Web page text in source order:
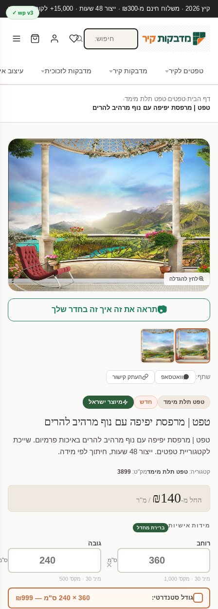
קיץ 2026 · משלוח חינם מ-₪300 · ייצור 48 שעות · 15,000+ לקוחות מרוצים
טפטים לקיר מדבקות קיר מדבקות לזכוכית עיצוב
wp v3 ✓
דף הבית›טפטים›טפט תלת מימד›
טפט | מרפסת יפיפה עם נוף מרהיב להרים
לחץ להגדלה
📷תראה את זה איך זה בחדר שלך
שתף: וואטסאפ העתק קישור
טפט תלת מימד חדש מיוצר ישראל
טפט | מרפסת יפיפה עם נוף מרהיב להרים
טפט | מרפסת יפיפה עם נוף מרהיב להרים באיכות פרמיום. שייכת
לקטגוריית טפטים. ייצור 48 שעות, חיתוך לפי מידה.
קטגוריה: טפט תלת מימדמק"ט: 3899
החל מ-₪140 / מ"ר
מידות אישיות ברירת מחדל
רוחב
ס"מ
מינ' 30 · מקס' 1,000
×
גובה
מינ' 30 · מקס' 500
גודל סטנדרטי: 360 × 240 ס"מ — ₪999